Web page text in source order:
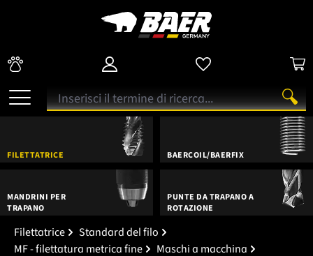
FILETTATRICE BAERCOIL/BAERFIX
MANDRINI PER
TRAPANO
PUNTE DA TRAPANO A
ROTAZIONE
Filettatrice
Standard del filo
MF - filettatura metrica fine
Maschi a macchina